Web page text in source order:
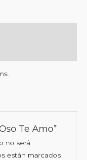
Te Amo”
no será
están marcados